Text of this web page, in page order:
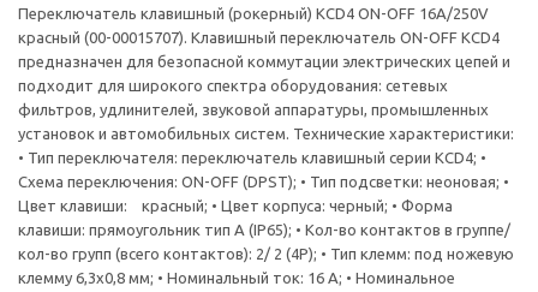
Переключатель клавишный (рокерный) KCD4 ON-OFF 16A/250V
красный (00-00015707). Клавишный переключатель ON-OFF KCD4
предназначен для безопасной коммутации электрических цепей и
подходит для широкого спектра оборудования: сетевых
фильтров, удлинителей, звуковой аппаратуры, промышленных
установок и автомобильных систем. Технические характеристики:
• Тип переключателя: переключатель клавишный серии KCD4; •
Схема переключения: ON-OFF (DPST); • Тип подсветки: неоновая; •
Цвет клавиши: красный; • Цвет корпуса: черный; • Форма
клавиши: прямоугольник тип A (IP65); • Кол-во контактов в группе/
кол-во групп (всего контактов): 2/ 2 (4P); • Тип клемм: под ножевую
клемму 6,3x0,8 мм; • Номинальный ток: 16 А; • Номинальное